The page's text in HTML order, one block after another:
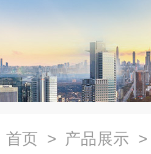
首页 > 产品展示